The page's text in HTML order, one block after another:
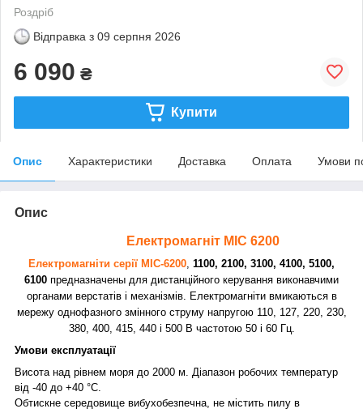
Роздріб
Відправка з 09 серпня 2026
6 090 ₴
Купити
Опис Характеристики Доставка Оплата Умови
Опис
Електромагніт МІС 6200
Електромагніти серії МІС-6200 1100, 2100, 3100, 4100, 5100,
6100 предназначены для дистанційного керування виконавчими
органами верстатів і механізмів. Електромагніти вмикаються в
мережу однофазного змінного струму напругою 110, 127, 220, 230,
380, 400, 415, 440 і 500 В частотою 50 і 60 Гц.
Умови експлуатації
Висота над рівнем моря до 2000 м. Діапазон робочих температур
від -40 до +40 °C.
Обтискне середовище вибухобезпечна, не містить пилу в